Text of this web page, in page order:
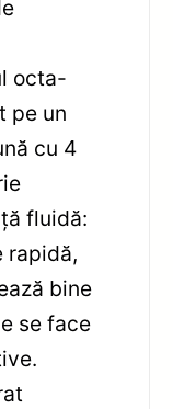
octa-
pe un
cu 4
fluidă:
rapidă,
bine
se face